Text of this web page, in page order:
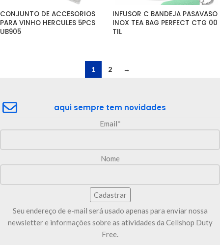
CONJUNTO DE ACCESORIOS
PARA VINHO HERCULES 5PCS
UB905
INFUSOR C BANDEJA PASAVASO
INOX TEA BAG PERFECT CTG 00
TIL
1 2 →
aqui sempre tem novidades
Email*
Nome
Seu endereço de e-mail será usado apenas para enviar nossa
newsletter e informações sobre as atividades da Cellshop Duty
Free.